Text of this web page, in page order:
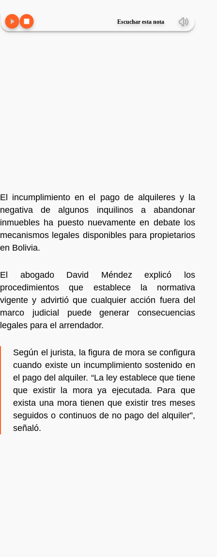
Escuchar esta nota
El incumplimiento en el pago de alquileres y la
negativa de algunos inquilinos a abandonar
inmuebles ha puesto nuevamente en debate los
mecanismos legales disponibles para propietarios
en Bolivia.
El abogado David Méndez explicó los
procedimientos que establece la normativa
vigente y advirtió que cualquier acción fuera del
marco judicial puede generar consecuencias
legales para el arrendador.
Según el jurista, la figura de mora se configura
cuando existe un incumplimiento sostenido en
el pago del alquiler. “La ley establece que tiene
que existir la mora ya ejecutada. Para que
exista una mora tienen que existir tres meses
seguidos o continuos de no pago del alquiler”,
señaló.